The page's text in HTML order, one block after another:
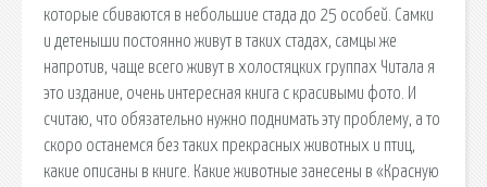
которые сбиваются в небольшие стада до 25 особей. Самки
и детеныши постоянно живут в таких стадах, самцы же
напротив, чаще всего живут в холостяцких группах Читала я
это издание, очень интересная книга с красивыми фото. И
считаю, что обязательно нужно поднимать эту проблему, а то
скоро останемся без таких прекрасных животных и птиц,
какие описаны в книге. Какие животные занесены в «Красную